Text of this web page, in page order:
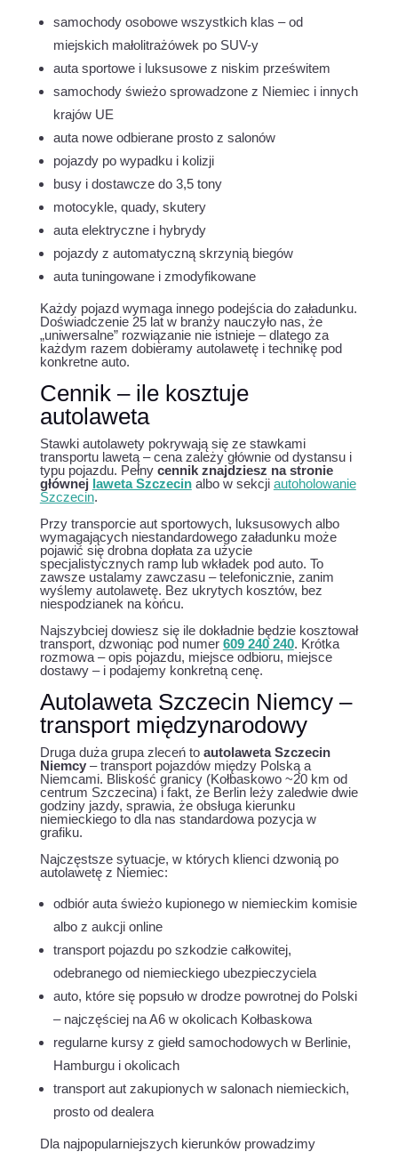
samochody osobowe wszystkich klas – od
miejskich małolitrażówek po SUV-y
auta sportowe i luksusowe z niskim prześwitem
samochody świeżo sprowadzone z Niemiec i innych
krajów UE
auta nowe odbierane prosto z salonów
pojazdy po wypadku i kolizji
busy i dostawcze do 3,5 tony
motocykle, quady, skutery
auta elektryczne i hybrydy
pojazdy z automatyczną skrzynią biegów
auta tuningowane i zmodyfikowane
Każdy pojazd wymaga innego podejścia do załadunku.
Doświadczenie 25 lat w branży nauczyło nas, że
„uniwersalne” rozwiązanie nie istnieje – dlatego za
każdym razem dobieramy autolawetę i technikę pod
konkretne auto.
Cennik – ile kosztuje
autolaweta
Stawki autolawety pokrywają się ze stawkami
transportu lawetą – cena zależy głównie od dystansu i
typu pojazdu. Pełny cennik znajdziesz na stronie
głównej laweta Szczecinalbo w sekcji autoholowanie
Szczecin.
Przy transporcie aut sportowych, luksusowych albo
wymagających niestandardowego załadunku może
pojawić się drobna dopłata za użycie
specjalistycznych ramp lub wkładek pod auto. To
zawsze ustalamy zawczasu – telefonicznie, zanim
wyślemy autolawetę. Bez ukrytych kosztów, bez
niespodzianek na końcu.
Najszybciej dowiesz się ile dokładnie będzie kosztował
transport, dzwoniąc pod numer 609 240 240. Krótka
rozmowa – opis pojazdu, miejsce odbioru, miejsce
dostawy – i podajemy konkretną cenę.
Autolaweta Szczecin Niemcy –
transport międzynarodowy
Druga duża grupa zleceń to autolaweta Szczecin
Niemcy– transport pojazdów między Polską a
Niemcami. Bliskość granicy (Kołbaskowo ~20 km od
centrum Szczecina) i fakt, że Berlin leży zaledwie dwie
godziny jazdy, sprawia, że obsługa kierunku
niemieckiego to dla nas standardowa pozycja w
grafiku.
Najczęstsze sytuacje, w których klienci dzwonią po
autolawetę z Niemiec:
odbiór auta świeżo kupionego w niemieckim komisie
albo z aukcji online
transport pojazdu po szkodzie całkowitej,
odebranego od niemieckiego ubezpieczyciela
auto, które się popsuło w drodze powrotnej do Polski
– najczęściej na A6 w okolicach Kołbaskowa
regularne kursy z giełd samochodowych w Berlinie,
Hamburgu i okolicach
transport aut zakupionych w salonach niemieckich,
prosto od dealera
Dla najpopularniejszych kierunków prowadzimy